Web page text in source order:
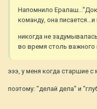
Напомнило
команду, она
никогда не
во время столь важного
эээ, у меня когда старшие
поэтому: "делай дела" и